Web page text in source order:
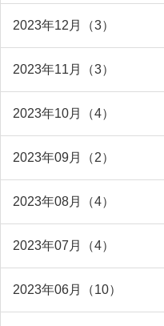
2023年12月（3）
2023年11月（3）
2023年10月（4）
2023年09月（2）
2023年08月（4）
2023年07月（4）
2023年06月（10）